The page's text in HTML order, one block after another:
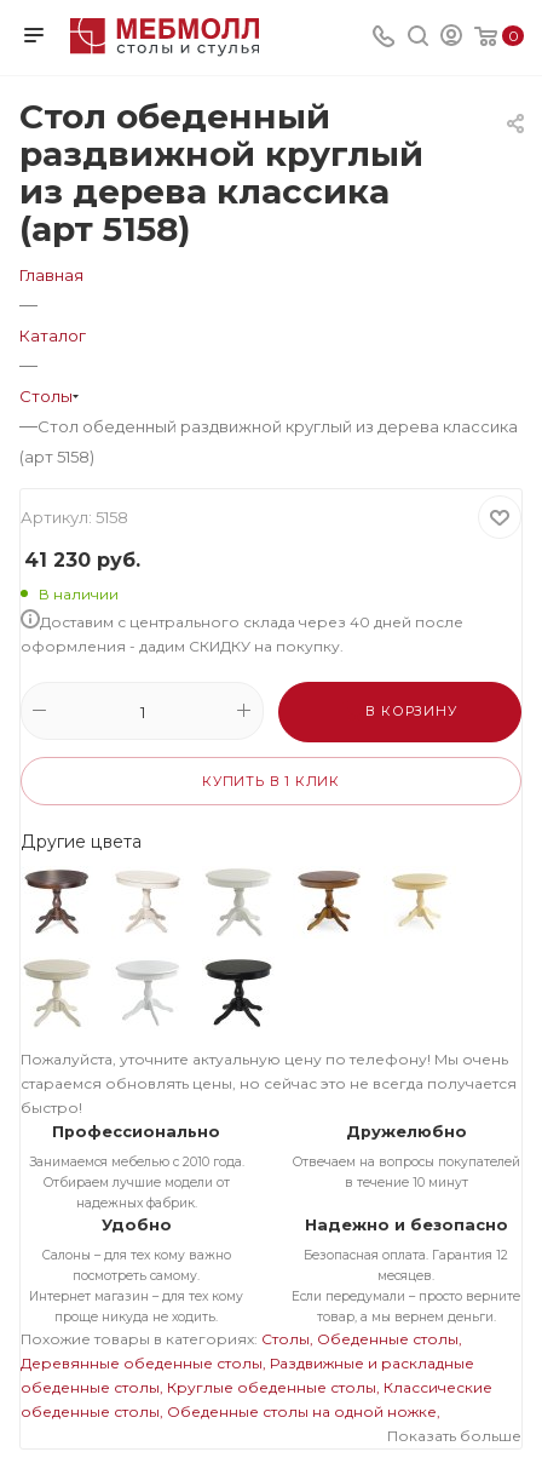
0
Стол обеденный
раздвижной круглый
из дерева классика
(арт 5158)
Главная
—
Каталог
—
Столы
—Стол обеденный раздвижной круглый из дерева классика
(арт 5158)
Артикул: 5158
41 230 руб.
В наличии
Доставим с центрального склада через 40 дней после
оформления - дадим СКИДКУ на покупку.
В КОРЗИНУ
КУПИТЬ В 1 КЛИК
Другие цвета
Пожалуйста, уточните актуальную цену по телефону! Мы очень
стараемся обновлять цены, но сейчас это не всегда получается
быстро!
Профессионально
Занимаемся мебелью с 2010 года.
Отбираем лучшие модели от
надежных фабрик.
Дружелюбно
Отвечаем на вопросы покупателей
в течение 10 минут
Удобно
Салоны – для тех кому важно
посмотреть самому.
Интернет магазин – для тех кому
проще никуда не ходить.
Надежно и безопасно
Безопасная оплата. Гарантия 12
месяцев.
Если передумали – просто верните
товар, а мы вернем деньги.
Похожие товары в категориях: Столы Обеденные столы
Деревянные обеденные столы Раздвижные и раскладные
обеденные столы Круглые обеденные столы Классические
обеденные столы Обеденные столы на одной ножке
Деревянные
Показать больше